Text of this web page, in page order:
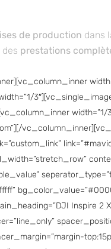
de production dans
prestations
3″][vc_single_image
width=”1/
Inspire 2